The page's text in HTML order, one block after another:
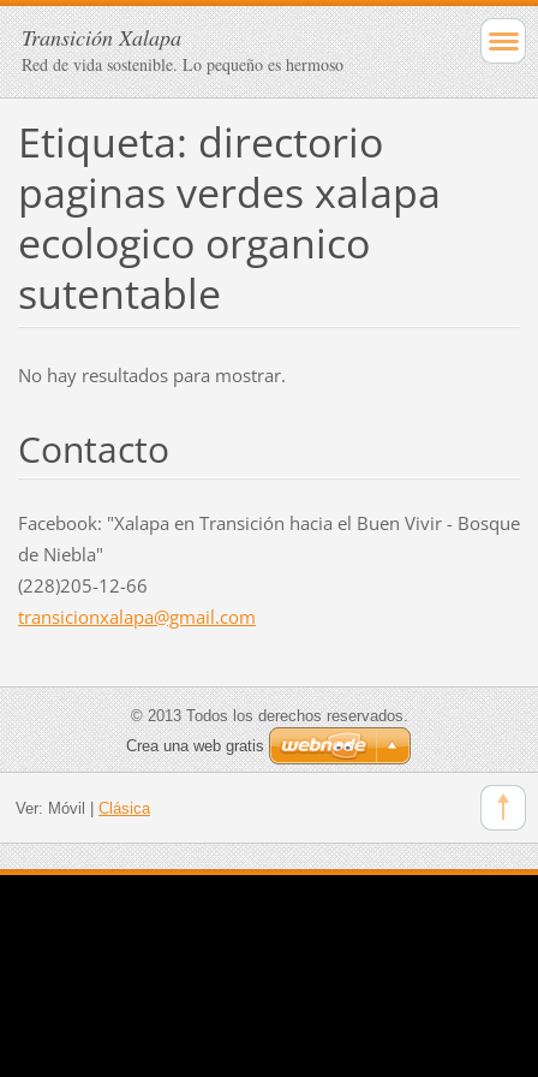
Transición Xalapa
Red de vida sostenible. Lo pequeño es hermoso
Etiqueta: directorio
paginas verdes xalapa
ecologico organico
sutentable
No hay resultados para mostrar.
Contacto
Facebook: "Xalapa en Transición hacia el Buen Vivir - Bosque
de Niebla"
(228)205-12-66
transicionxalapa@gmail.com
© 2013 Todos los derechos reservados.
Crea una web gratis
Ver: Móvil Clásica